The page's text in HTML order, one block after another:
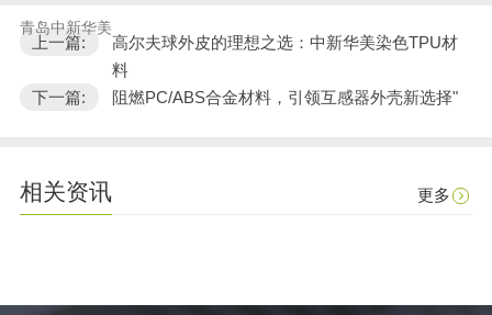
青岛中新华美
上一篇:
高尔夫球外皮的理想之选：中新华美染色TPU材
料
下一篇:
阻燃PC/ABS合金材料，引领互感器外壳新选择"
相关资讯 更多